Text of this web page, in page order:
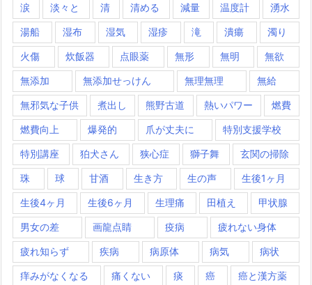
涙 淡々と 清 清める 減量 温度計 湧水
湯船 湿布 湿気 湿疹 滝 潰瘍 濁り
火傷 炊飯器 点眼薬 無形 無明 無欲
無添加 無添加せっけん 無理無理 無給
無邪気な子供 煮出し 熊野古道 熱いパワー 燃費
燃費向上 爆発的 爪が丈夫に 特別支援学校
特別講座 狛犬さん 狭心症 獅子舞 玄関の掃除
珠 球 甘酒 生き方 生の声 生後1ヶ月
生後4ヶ月 生後6ヶ月 生理痛 田植え 甲状腺
男女の差 画龍点睛 疫病 疲れない身体
疲れ知らず 疾病 病原体 病気 病状
痒みがなくなる 痛くない 痰 癌 癌と漢方薬